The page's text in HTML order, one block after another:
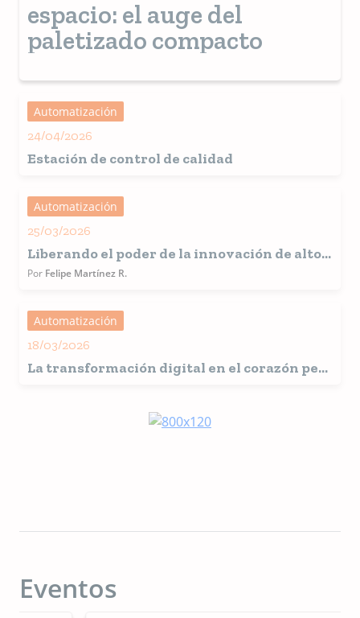
espacio: el auge del
paletizado compacto
Automatización
24/04/2026
Estación de control de calidad
Automatización
25/03/2026
Liberando el poder de la innovación de alto
impacto y bajo esfuerzo
Por Felipe Martínez R.
Automatización
18/03/2026
La transformación digital en el corazón pet
Eventos